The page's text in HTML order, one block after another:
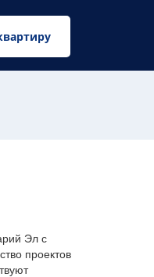
Эл с
проектов